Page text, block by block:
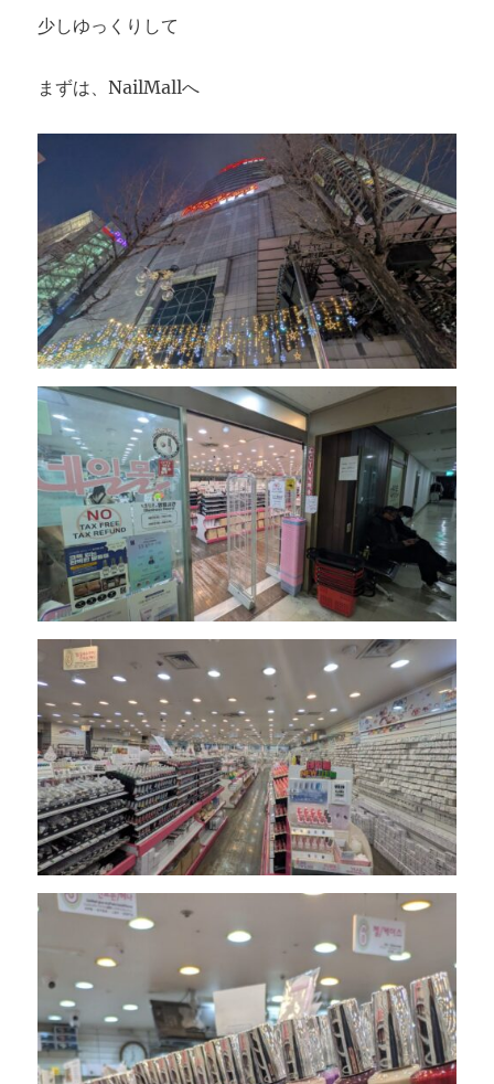
少しゆっくりして
まずは、NailMallへ